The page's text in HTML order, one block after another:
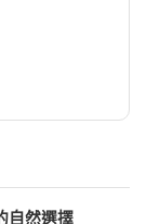
自然選擇